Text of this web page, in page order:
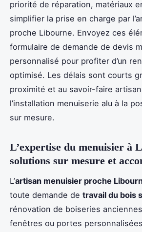
priorité de réparation, matériaux
simplifier la prise en charge par
proche Libourne. Envoyez ces
formulaire de demande de devis
personnalisé pour profiter d’un
optimisé. Les délais sont courts
proximité et au savoir-faire
l’installation menuiserie alu à la
sur mesure.
L’expertise du menuisier à
solutions sur mesure et
L’artisan menuisier proche
toute demande de travail du bois
rénovation de boiseries
fenêtres ou portes